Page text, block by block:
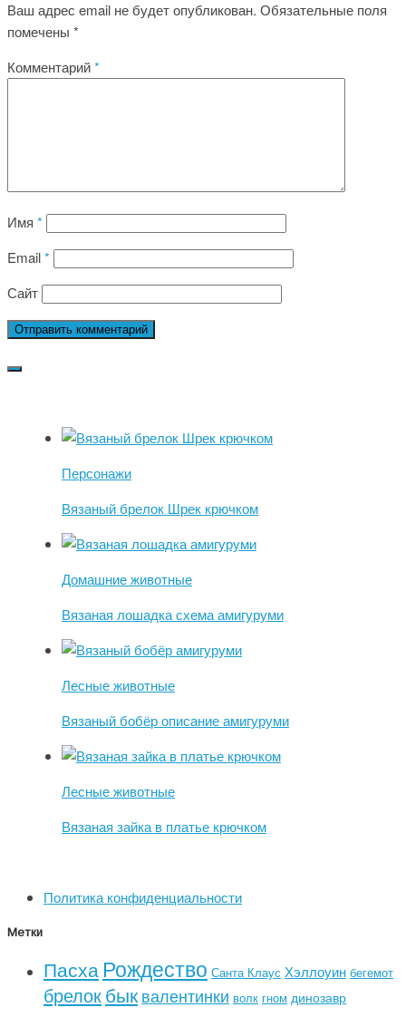
Ваш адрес email не будет опубликован. Обязательные поля
помечены *
Комментарий*
Имя *
Email*
Сайт
Персонажи
Вязаный брелок Шрек крючком
Домашние животные
Вязаная лошадка схема амигуруми
Лесные животные
Вязаный бобёр описание амигуруми
Лесные животные
Вязаная зайка в платье крючком
Политика конфиденциальности
Метки
ПасхаРождество Санта Клаус Хэллоуин бегемот
брелокбыквалентинки волк гном динозавр